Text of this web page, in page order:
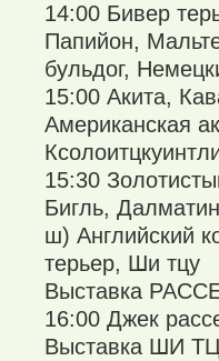
14:00 Бивер
Папийон,
бульдог,
15:00 Акита,
Американская
15:30
Бигль,
ш) Английский
терьер, Ши тцу
Выставка
16:00 Джек
Выставка ШИ